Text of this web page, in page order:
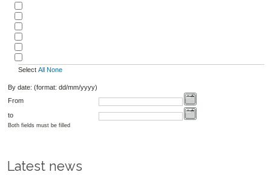
Select All None
By date: (format: dd/mm/yyyy)
From
to
Both fields must be filled
Latest news